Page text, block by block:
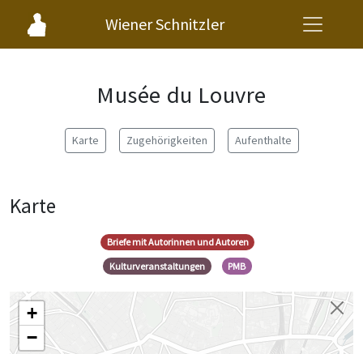
Wiener Schnitzler
Musée du Louvre
Karte Zugehörigkeiten Aufenthalte
Karte
Briefe mit Autorinnen und Autoren
Kulturveranstaltungen
PMB
+
−